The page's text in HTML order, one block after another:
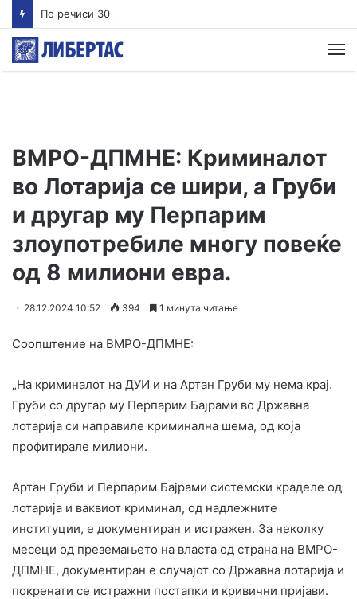
ВМРО-ДПМНЕ: Криминалот
во Лотарија се шири, а Груби
и другар му Перпарим
злоупотребиле многу повеќе
од 8 милиони евра.
28.12.2024 10:52 394 1 минута читање
Соопштение на ВМРО-ДПМНЕ:
„На криминалот на ДУИ и на Артан Груби му нема крај.
Груби со другар му Перпарим Бајрами во Државна
лотарија си направиле криминална шема, од која
профитирале милиони.
Артан Груби и Перпарим Бајрами системски краделе од
лотарија и ваквиот криминал, од надлежните
институции, е документиран и истражен. За неколку
месеци од преземањето на власта од страна на ВМРО-
ДПМНЕ, документиран е случајот со Државна лотарија и
покренати се истражни постапки и кривични пријави.